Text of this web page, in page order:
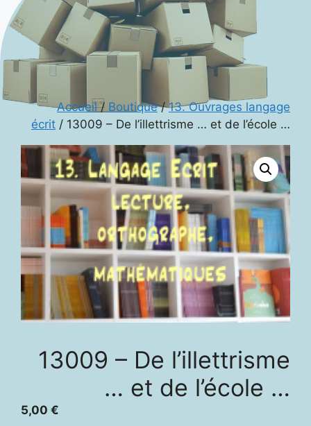
Accueil/ Boutique/13. Ouvrages langage
écrit / 13009 – De l’illettrisme … et de l’école …
13009 – De l’illettrisme
… et de l’école …
5,00 €